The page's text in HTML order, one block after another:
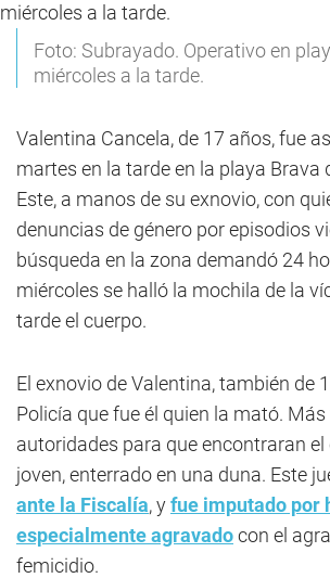
Foto: Subrayado. Operativo en
miércoles a la tarde.
Valentina Cancela, de 17 años, fue
martes en la tarde en la playa Brava
Este, a manos de su exnovio, con
denuncias de género por episodios
búsqueda en la zona demandó 24
miércoles se halló la mochila de la
tarde el cuerpo.
El exnovio de Valentina, también de
Policía que fue él quien la mató.
autoridades para que encontraran el
joven, enterrado en una duna. Este
ante la Fiscalía, yfue imputado por
especialmente agravadocon el
femicidio.